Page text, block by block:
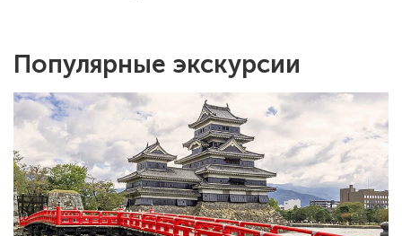
Популярные экскурсии